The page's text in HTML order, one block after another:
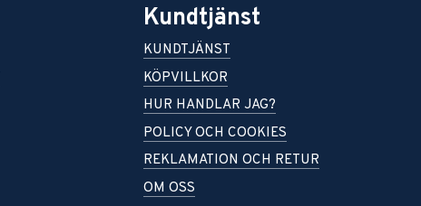
Kundtjänst
KUNDTJÄNST
KÖPVILLKOR
HUR HANDLAR JAG?
POLICY OCH COOKIES
REKLAMATION OCH RETUR
OM OSS